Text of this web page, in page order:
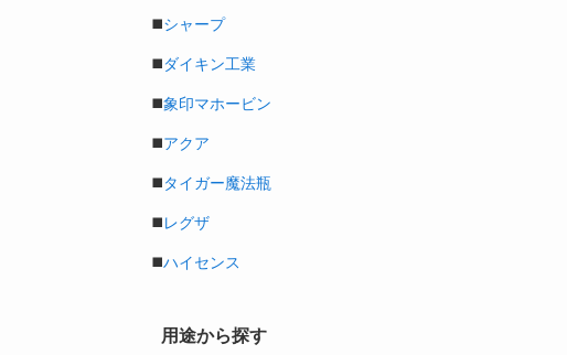
◼️シャープ
◼️ダイキン工業
◼️象印マホービン
◼️アクア
◼️タイガー魔法瓶
◼️レグザ
◼️ハイセンス
用途から探す